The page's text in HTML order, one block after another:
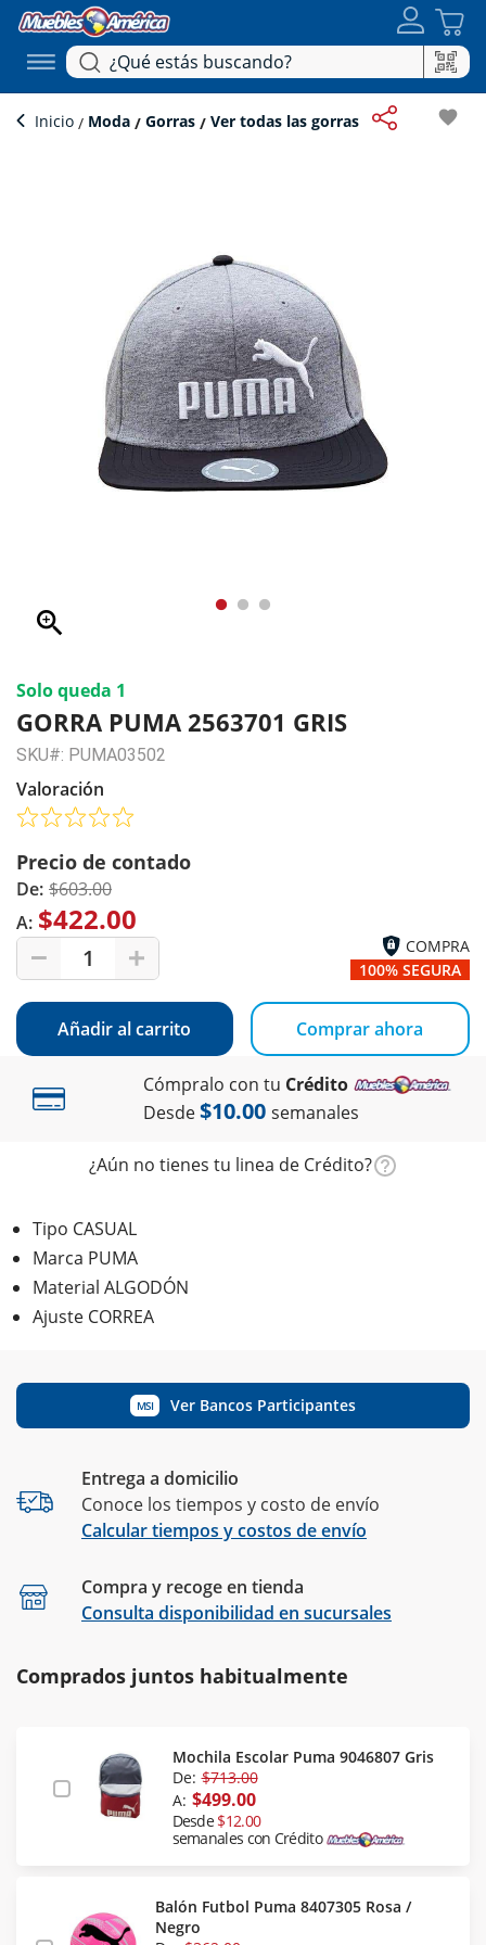
Inicio Moda Gorras Ver todas las gorras favorite
zoom_in
Solo queda 1
GORRA PUMA 2563701 GRIS
SKU#: PUMA03502
Valoración
Precio de contado
De: $603.00
A: $422.00
1
COMPRA
100% SEGURA
Añadir al carrito Comprar ahora
Cómpralo con tu Crédito
Desde$10.00 semanales
¿Aún no tienes tu linea de Crédito?
Tipo CASUAL
Marca PUMA
Material ALGODÓN
Ajuste CORREA
MSI Ver Bancos Participantes
Entrega a domicilio
Conoce los tiempos y costo de envío
Calcular tiempos y costos de envío
Compra y recoge en tienda
Consulta disponibilidad en sucursales
Comprados juntos habitualmente
Mochila Escolar Puma 9046807 Gris
De: $713.00
A: $499.00
Desde$12.00
semanales con Crédito
Balón Futbol Puma 8407305 Rosa /
Negro